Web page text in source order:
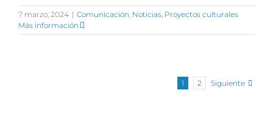
7 marzo, 2024 | Comunicación Noticias Proyectos culturales
Más información
1 2 Siguiente